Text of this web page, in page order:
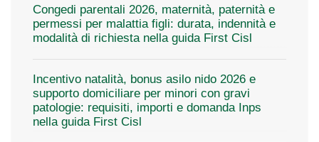
Congedi parentali 2026, maternità, paternità e
permessi per malattia figli: durata, indennità e
modalità di richiesta nella guida First Cisl
Incentivo natalità, bonus asilo nido 2026 e
supporto domiciliare per minori con gravi
patologie: requisiti, importi e domanda Inps
nella guida First Cisl